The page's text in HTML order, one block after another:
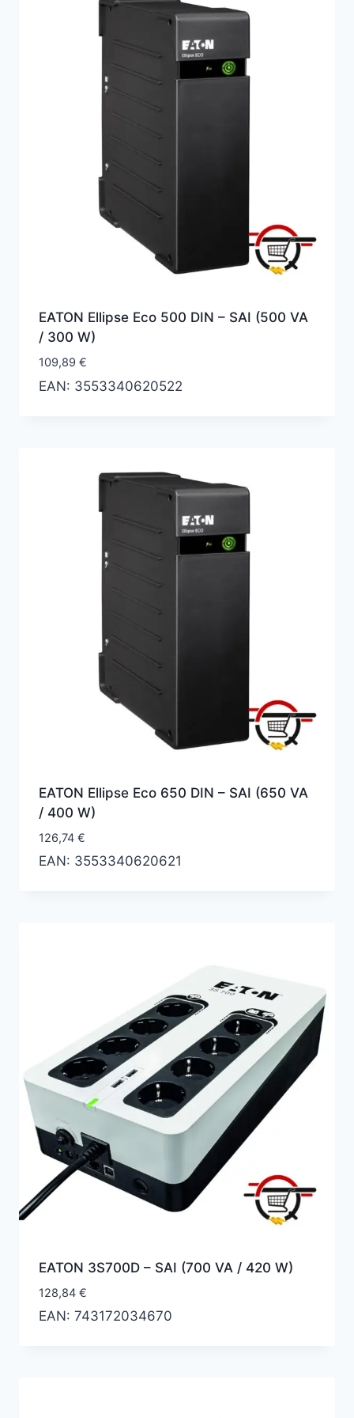
alto
EATON Ellipse Eco 500 DIN – SAI (500 VA
/ 300 W)
109,89 €
EAN: 3553340620522
EATON Ellipse Eco 650 DIN – SAI (650 VA
/ 400 W)
126,74 €
EAN: 3553340620621
EATON 3S700D – SAI (700 VA / 420 W)
128,84 €
EAN: 743172034670